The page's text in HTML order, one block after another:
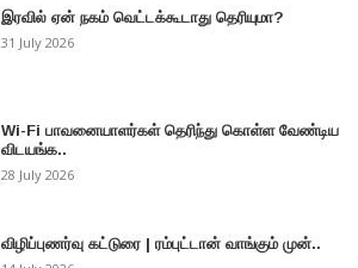
இரவில் ஏன் நகம் வெட்டக்கூடாது தெரியுமா?
31 July 2026
Wi-Fi பாவனையாளர்கள் தெரிந்து கொள்ள வேண்டிய
விடயங்க..
28 July 2026
விழிப்புணர்வு கட்டுரை | ரம்புட்டான் வாங்கும் முன்..